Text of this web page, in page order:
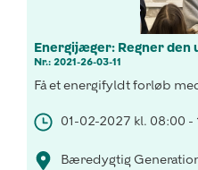
Nr.: 2021-26-03-11
Få et energifyldt forløb
01-02-2027 kl. 08:00 -
Bæredygtig